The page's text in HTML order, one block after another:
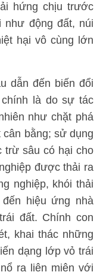
hứng chịu trước
như động đất, núi
hại vô cùng lớn
dẫn đến biến đổi
là do sự tác
như chặt phá
bằng; sử dụng
trừ sâu có hại cho
được thải ra
nghiệp, khói thải
hiệu ứng nhà
đất. Chính con
khai thác những
dạng lớp vỏ trái
ra liên miên với